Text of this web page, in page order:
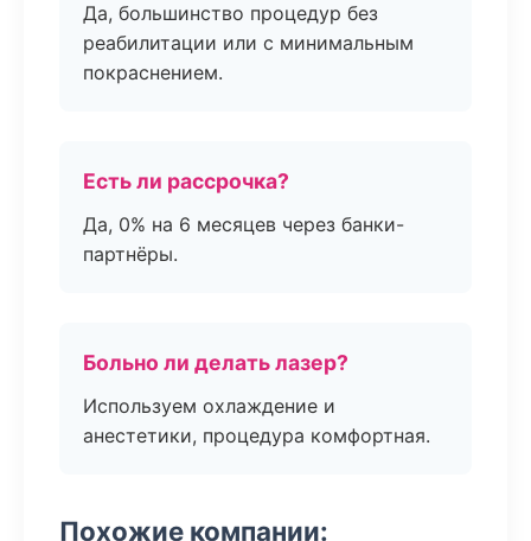
Да, большинство процедур без
реабилитации или с минимальным
покраснением.
Есть ли рассрочка?
Да, 0% на 6 месяцев через банки-
партнёры.
Больно ли делать лазер?
Используем охлаждение и
анестетики, процедура комфортная.
Похожие компании: